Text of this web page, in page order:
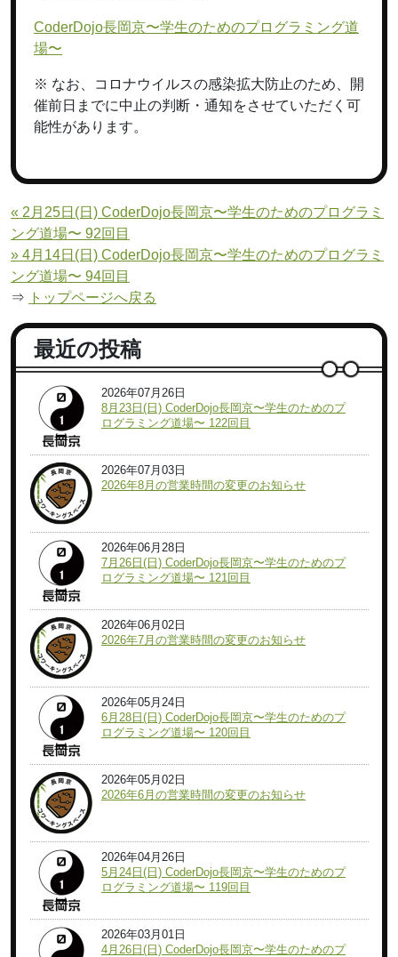
CoderDojo長岡京〜学生のためのプログラミング道
場〜
※ なお、コロナウイルスの感染拡大防止のため、開
催前日までに中止の判断・通知をさせていただく可
能性があります。
« 2月25日(日) CoderDojo長岡京〜学生のためのプログラミ
ング道場〜 92回目
» 4月14日(日) CoderDojo長岡京〜学生のためのプログラミ
ング道場〜 94回目
⇒
トップページへ戻る
最近の投稿
2026年07月26日
8月23日(日) CoderDojo長岡京〜学生のためのプ
ログラミング道場〜 122回目
2026年07月03日
2026年8月の営業時間の変更のお知らせ
2026年06月28日
7月26日(日) CoderDojo長岡京〜学生のためのプ
ログラミング道場〜 121回目
2026年06月02日
2026年7月の営業時間の変更のお知らせ
2026年05月24日
6月28日(日) CoderDojo長岡京〜学生のためのプ
ログラミング道場〜 120回目
2026年05月02日
2026年6月の営業時間の変更のお知らせ
2026年04月26日
5月24日(日) CoderDojo長岡京〜学生のためのプ
ログラミング道場〜 119回目
2026年03月01日
4月26日(日) CoderDojo長岡京〜学生のためのプ